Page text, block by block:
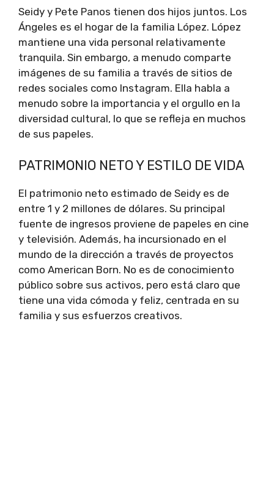
Seidy y Pete Panos tienen dos hijos juntos. Los
Ángeles es el hogar de la familia López. López
mantiene una vida personal relativamente
tranquila. Sin embargo, a menudo comparte
imágenes de su familia a través de sitios de
redes sociales como Instagram. Ella habla a
menudo sobre la importancia y el orgullo en la
diversidad cultural, lo que se refleja en muchos
de sus papeles.
PATRIMONIO NETO Y ESTILO DE VIDA
El patrimonio neto estimado de Seidy es de
entre 1 y 2 millones de dólares. Su principal
fuente de ingresos proviene de papeles en cine
y televisión. Además, ha incursionado en el
mundo de la dirección a través de proyectos
como American Born. No es de conocimiento
público sobre sus activos, pero está claro que
tiene una vida cómoda y feliz, centrada en su
familia y sus esfuerzos creativos.